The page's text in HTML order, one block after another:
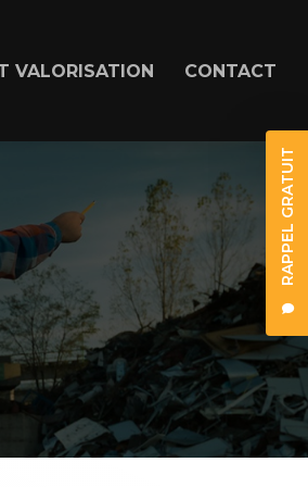
RAPPEL GRATUIT
VALORISATION CONTACT